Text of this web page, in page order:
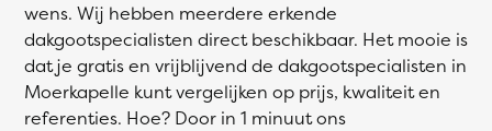
wens. Wij hebben meerdere erkende
dakgootspecialisten direct beschikbaar. Het mooie is
dat je gratis en vrijblijvend de dakgootspecialisten in
Moerkapelle kunt vergelijken op prijs, kwaliteit en
referenties. Hoe? Door in 1 minuut ons